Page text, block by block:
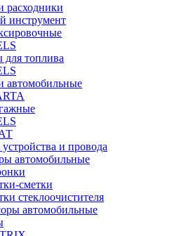
расходники
инструмент
для топлива
автомобильные
и провода
автомобильные
сметки
стеклоочистителя
автомобильные